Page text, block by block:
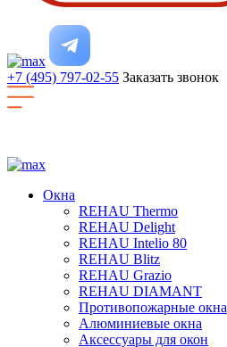
+7 (495) 797-02-55 Заказать звонок
Окна
REHAU Thermo
REHAU Delight
REHAU Intelio 80
REHAU Blitz
REHAU Grazio
REHAU DIAMANT
Противопожарные окна
Алюминиевые окна
Аксессуары для окон